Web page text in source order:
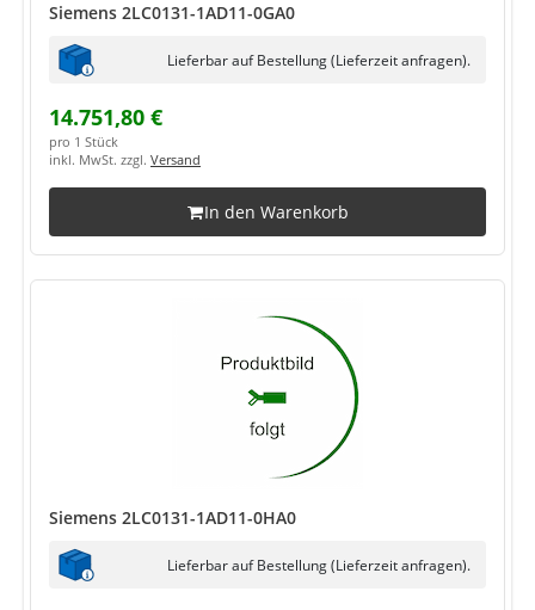
Siemens 2LC0131-1AD11-0GA0
Lieferbar auf Bestellung (Lieferzeit anfragen).
14.751,80 €
pro 1 Stück
inkl. MwSt. zzgl. Versand
In den Warenkorb
Siemens 2LC0131-1AD11-0HA0
Lieferbar auf Bestellung (Lieferzeit anfragen).